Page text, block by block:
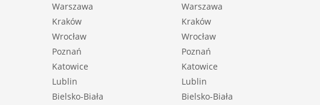
Warszawa
Kraków
Wrocław
Poznań
Katowice
Lublin
Bielsko-Biała
Warszawa
Kraków
Wrocław
Poznań
Katowice
Lublin
Bielsko-Biała